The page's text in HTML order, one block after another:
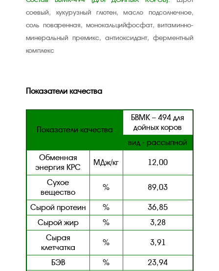
соевый, кукурузный глютен, масло подсолнечное,
соль поваренная, монокальцийфосфат, витаминно-
минеральный премикс, антиоксидант, ферментный
комплекс
Показатели качества
Показатели качества
БВМК – 494 для
дойных коров
вид - рассыпной
Обменная
энергия КРС
МДж/кг 12,00
Сухое
вещество
% 89,03
Сырой протеин %
36,85
Сырой жир
%
3,28
Сырая
клетчатка
% 3,91
БЭВ %
23,94